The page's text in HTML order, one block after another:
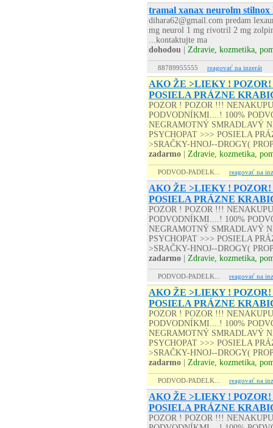
tramal xanax neurolm stilnox
dihara62@gmail.com predam
mg neurol 1 mg rivotril 2 mg
...kontaktujte ma
dohodou
Zdravie, kozmetika,
88789955555 reagovať na inzerát
AKO ŽE >LIEKY !
POSIELA PRÁZNE
POZOR ! POZOR !!!
PODVODNÍKMI....! 100%
NEGRAMOTNÝ SMRADLAVÝ
PSYCHOPAT >>> POSIELA
>SRAČKY-HNOJ--DROGY(
zadarmo
Zdravie, kozmetika,
PODVOD-PADELK... reagovať na
AKO ŽE >LIEKY !
POSIELA PRÁZNE
POZOR ! POZOR !!!
PODVODNÍKMI....! 100%
NEGRAMOTNÝ SMRADLAVÝ
PSYCHOPAT >>> POSIELA
>SRAČKY-HNOJ--DROGY(
zadarmo
Zdravie, kozmetika,
PODVOD-PADELK... reagovať na
AKO ŽE >LIEKY !
POSIELA PRÁZNE
POZOR ! POZOR !!!
PODVODNÍKMI....! 100%
NEGRAMOTNÝ SMRADLAVÝ
PSYCHOPAT >>> POSIELA
>SRAČKY-HNOJ--DROGY(
zadarmo
Zdravie, kozmetika,
PODVOD-PADELK... reagovať na
AKO ŽE >LIEKY !
POSIELA PRÁZNE
POZOR ! POZOR !!!